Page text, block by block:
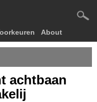
About
achtbaan